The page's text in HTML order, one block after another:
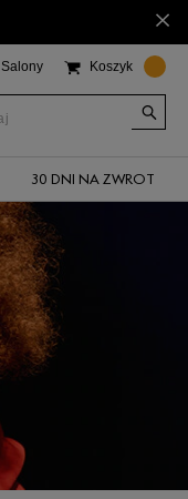
×
Salony Koszyk
30 DNI NA ZWROT